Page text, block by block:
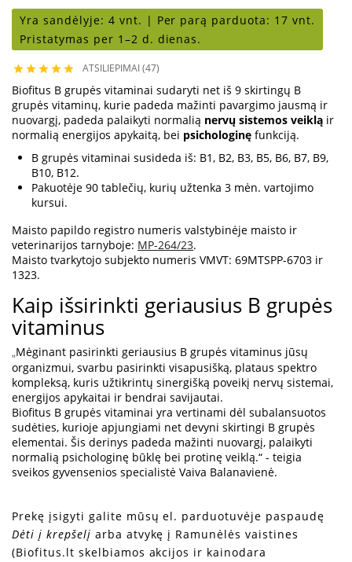
Yra sandėlyje: 4 vnt. | Per parą parduota: 17 vnt.
Pristatymas per 1–2 d. dienas.
     ATSILIEPIMAI (47)
Biofitus B grupės vitaminai sudaryti net iš 9 skirtingų B
grupės vitaminų, kurie padeda mažinti pavargimo jausmą ir
nuovargį, padeda palaikyti normalią nervų sistemos veiklą ir
normalią energijos apykaitą, bei psichologinę funkciją.
B grupės vitaminai susideda iš: B1, B2, B3, B5, B6, B7, B9,
B10, B12.
Pakuotėje 90 tablečių, kurių užtenka 3 mėn. vartojimo
kursui.
Maisto papildo registro numeris valstybinėje maisto ir
veterinarijos tarnyboje: MP-264/23.
Maisto tvarkytojo subjekto numeris VMVT: 69MTSPP-6703 ir
1323.
Kaip išsirinkti geriausius B grupės
vitaminus
Mėginant pasirinkti geriausius B grupės vitaminus jūsų
organizmui, svarbu pasirinkti visapusišką, plataus spektro
kompleksą, kuris užtikrintų sinergišką poveikį nervų sistemai,
energijos apykaitai ir bendrai savijautai.
Biofitus B grupės vitaminai yra vertinami dėl subalansuotos
sudėties, kurioje apjungiami net devyni skirtingi B grupės
elementai. Šis derinys padeda mažinti nuovargį, palaikyti
normalią psichologinę būklę bei protinę veiklą.“ - teigia
sveikos gyvensenios specialistė Vaiva Balanavienė.
Prekę įsigyti galite mūsų el. parduotuvėje paspaudę
Dėti į krepšelį arba atvykę į Ramunėlės vaistines
(Biofitus.lt skelbiamos akcijos ir kainodara